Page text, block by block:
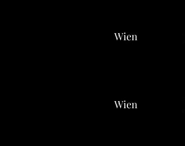
Wien
Wien